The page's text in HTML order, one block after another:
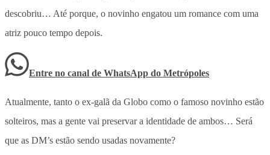
descobriu… Até porque, o novinho engatou um romance com uma
atriz pouco tempo depois.
Entre no canal de WhatsApp do Metrópoles
Atualmente, tanto o ex-galã da Globo como o famoso novinho estão
solteiros, mas a gente vai preservar a identidade de ambos… Será
que as DM’s estão sendo usadas novamente?